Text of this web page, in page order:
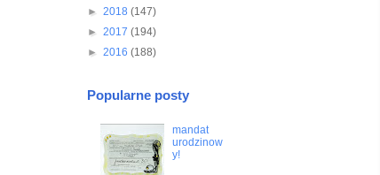
► 2018 (147)
► 2017 (194)
► 2016 (188)
Popularne posty
mandat
urodzinow
y!